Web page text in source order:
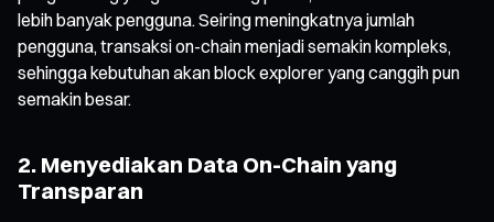
lebih banyak pengguna. Seiring meningkatnya jumlah
pengguna, transaksi on-chain menjadi semakin kompleks,
sehingga kebutuhan akan block explorer yang canggih pun
semakin besar.
2. Menyediakan Data On-Chain yang
Transparan